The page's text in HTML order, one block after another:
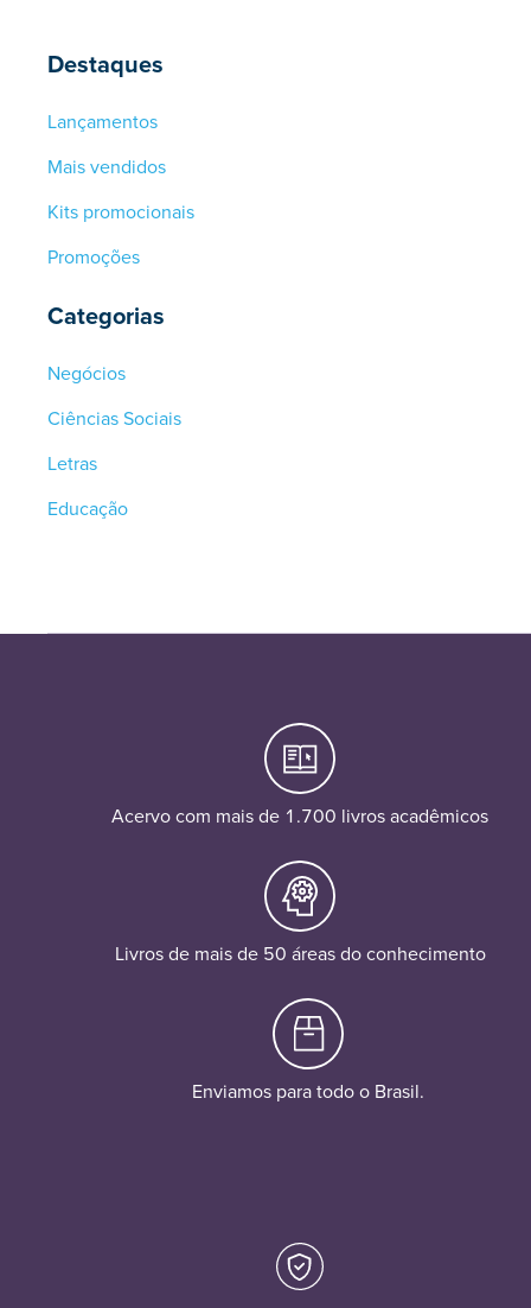
Destaques
Lançamentos
Mais vendidos
Kits promocionais
Promoções
Categorias
Negócios
Ciências Sociais
Letras
Educação
Acervo com mais de 1.700 livros acadêmicos
Livros de mais de 50 áreas do conhecimento
Enviamos para todo o Brasil.